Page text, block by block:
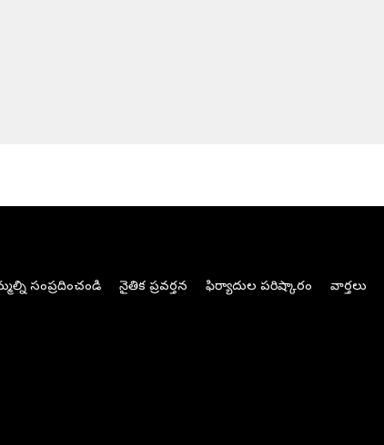
సంప్రదించండి నైతిక ప్రవర్తన ఫిర్యాదుల పరిష్కారం వార్తలు